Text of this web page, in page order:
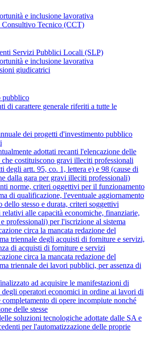
e inclusione lavorativa
Tecnico (CCT)
Servizi Pubblici Locali (SLP)
e inclusione lavorativa
giudicatrici
pubblico
di carattere generale riferiti a tutte le
dei progetti d'investimento pubblico
adottati recanti l'elencazione delle
che costituiscono gravi illeciti professionali
degli artt. 95, co. 1, lettera e) e 98 (cause di
dalla gara per gravi illeciti professionali)
norme, criteri oggettivi per il funzionamento
di qualificazione, l'eventuale aggiornamento
dello stesso e durata, criteri soggettivi
alle capacità economiche, finanziarie,
professionali) per l'iscrizione al sistema
circa la mancata redazione del
triennale degli acquisti di forniture e servizi,
di acquisti di forniture e servizi
circa la mancata redazione del
triennale dei lavori pubblici, per assenza di
ad acquisire le manifestazioni di
degli operatori economici in ordine ai lavori di
completamento di opere incompiute nonché
delle stesse
soluzioni tecnologiche adottate dalle SA e
per l'automatizzazione delle proprie